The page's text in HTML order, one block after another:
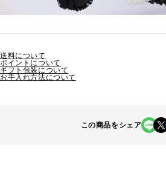
送料について
ポイントについて
ギフト包装について
お手入れ方法について
この商品をシェア